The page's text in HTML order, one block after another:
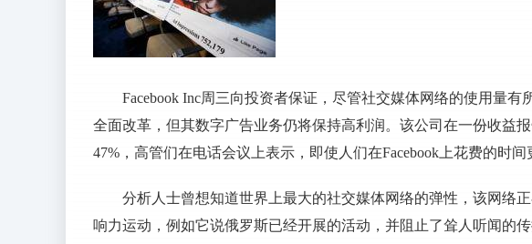
Facebook Inc周三向投资者保证，尽管社交媒体网络的使用量
全面改革，但其数字广告业务仍将保持高利润。该公司在一份收益
47%，高管们在电话会议上表示，即使人们在Facebook上花费的时
分析人士曾想知道世界上最大的社交媒体网络的弹性，该网络
响力运动，例如它说俄罗斯已经开展的活动，并阻止了耸人听闻的